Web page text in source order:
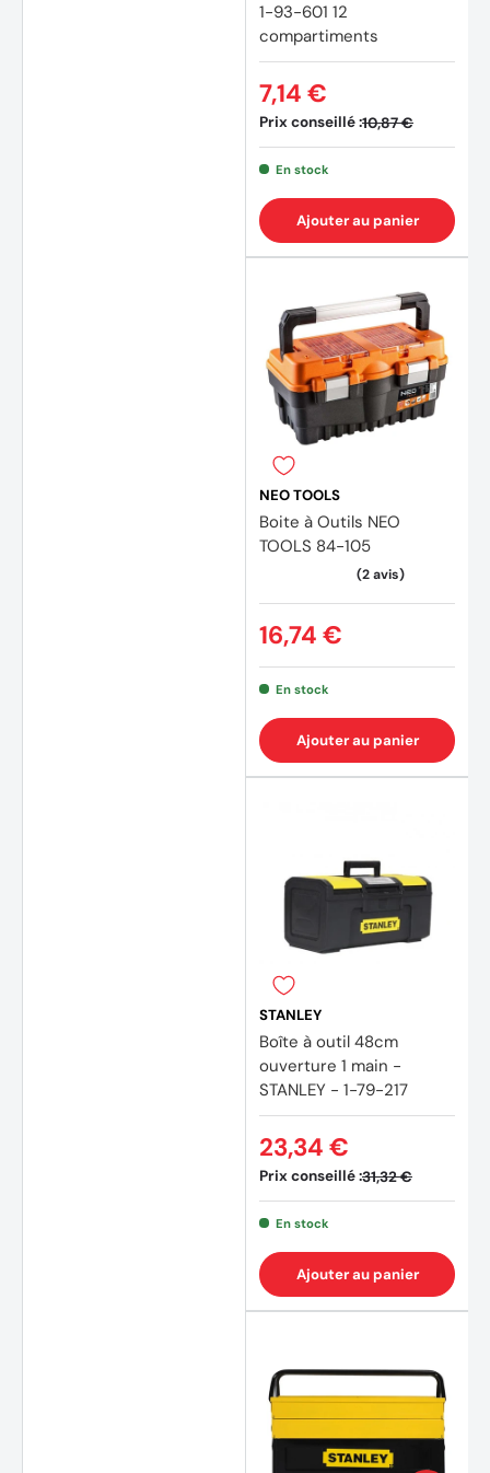
1-93-601 12
compartiments
Prix conseillé :10,87 €
7,14 €
En stock
Ajouter au panier
NEO TOOLS
Boite à Outils NEO
TOOLS 84-105
16,74 €
En stock
Ajouter au panier
STANLEY
Boîte à outil 48cm
ouverture 1 main -
STANLEY - 1-79-217
Prix conseillé :31,32 €
23,34 €
En stock
Ajouter au panier